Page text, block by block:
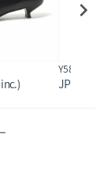
Y5807R